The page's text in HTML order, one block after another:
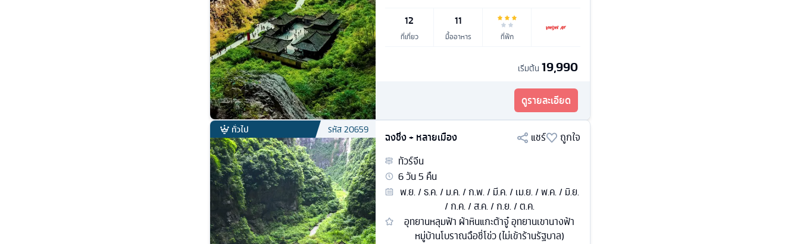
12
ที่เที่ยว
11
มื้ออาหาร ที่พัก
เริ่มต้น 19,990
ดูรายละเอียด
ทั่วไป รหัส20659
ฉงชิ่ง + หลายเมือง แชร์
ถูกใจ
ทัวร์จีน
6วัน5 คืน
พ.ย. / ธ.ค. / ม.ค. / ก.พ. / มี.ค. / เม.ย. / พ.ค. / มิ.ย.
/ ก.ค. / ส.ค. / ก.ย. / ต.ค.
อุทยานหลุมฟ้า ผ้าหินแกะต้าจู๋ อุทยานเขานางฟ้า
หมู่บ้านโบราณฉือชี่โข่ว (ไม่เข้าร้านรัฐบาล)